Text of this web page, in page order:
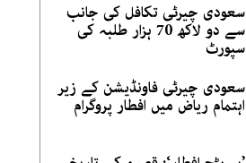
سعودی چیرٹی تکافل کی جانب
سے دو لاکھ 70 ہزار طلبہ کی
سپورٹ
سعودی چیرٹی فاونڈیشن کے زیر
اہتمام ریاض میں افطار پروگرام